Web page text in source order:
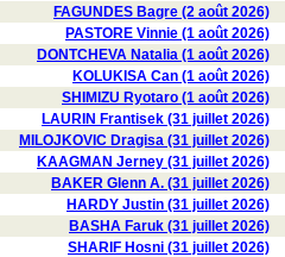
FAGUNDES Bagre (2 août 2026)
PASTORE Vinnie (1 août 2026)
DONTCHEVA Natalia (1 août 2026)
KOLUKISA Can (1 août 2026)
SHIMIZU Ryotaro (1 août 2026)
LAURIN Frantisek (31 juillet 2026)
MILOJKOVIC Dragisa (31 juillet 2026)
KAAGMAN Jerney (31 juillet 2026)
BAKER Glenn A. (31 juillet 2026)
HARDY Justin (31 juillet 2026)
BASHA Faruk (31 juillet 2026)
SHARIF Hosni (31 juillet 2026)